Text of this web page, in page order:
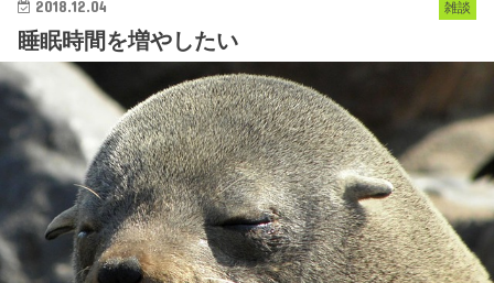
雑談
2018.12.04
睡眠時間を増やしたい